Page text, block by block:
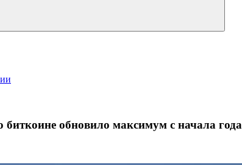
Меню
биткоине обновило максимум с начала года